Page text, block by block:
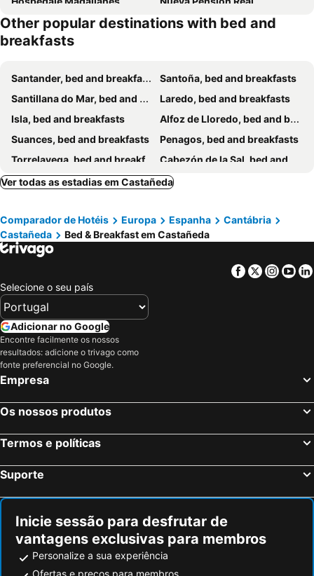
Center Suite Santander
Apartamentos Y Posada El Cafetal
Oliva Rooms 3000
Posada El Jardin de Angela
Las Carolinas Garden
Center Suite Acebedos
Other popular destinations with bed and
breakfasts
Santander, bed and breakfasts
Santoña, bed and breakfasts
Santillana do Mar, bed and breakfasts
Laredo, bed and breakfasts
Isla, bed and breakfasts
Alfoz de Lloredo, bed and breakfasts
Suances, bed and breakfasts
Penagos, bed and breakfasts
Torrelavega, bed and breakfasts
Cabezón de la Sal, bed and breakfasts
Cotações, bed and breakfasts Arnuero, bed and breakfasts
Los Tojos, bed and breakfasts Ribamontán al Mar, bed and breakfasts
Santa María de Cayón, bed and breakfasts
Puente Viesgo, bed and breakfasts
Espinosa de los Monteros, bed and breakfasts
Ribamontán al Monte, bed and breakfasts
Villacarriedo, bed and breakfasts
Polanco, bed and breakfasts
Hoznayo, bed and breakfasts
Argoños, bed and breakfasts
Noja, bed and breakfasts
Ramales de la Victoria, bed and breakfasts
Rasines, bed and breakfasts
Voto, bed and breakfasts
Ver todas as estadias em Castañeda
Comparador de Hotéis Europa Espanha
Cantábria
Castañeda
Bed & Breakfast em Castañeda
Facebook
Twitter
Selecione o seu país
Adicionar no Google
Encontre facilmente os nossos
resultados: adicione o trivago como
fonte preferencial no Google.
Empresa
Os nossos produtos
Termos e políticas
Suporte
Inicie sessão para desfrutar de
vantagens exclusivas para membros
Personalize a sua experiência
Ofertas e preços para membros